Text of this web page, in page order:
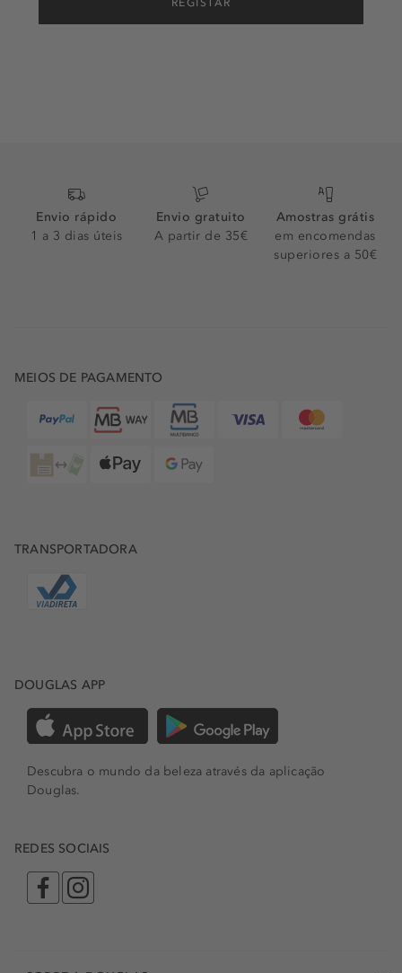
Envio rápido
1 a 3 dias úteis
Envio gratuito
A partir de 35€
Amostras grátis
em encomendas
superiores a 50€
MEIOS DE PAGAMENTO
TRANSPORTADORA
DOUGLAS APP
Descubra o mundo da beleza através da aplicação
Douglas.
REDES SOCIAIS